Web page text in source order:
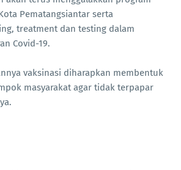
Pematangsiantar serta
treatment dan testing dalam
Covid-19.
vaksinasi diharapkan membentuk
masyarakat agar tidak terpapar